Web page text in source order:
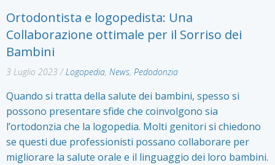
Ortodontista e logopedista: Una
Collaborazione ottimale per il Sorriso dei
Bambini
3 Luglio 2023/Logopedia, News, Pedodonzia
Quando si tratta della salute dei bambini, spesso si
possono presentare sfide che coinvolgono sia
l’ortodonzia che la logopedia. Molti genitori si chiedono
se questi due professionisti possano collaborare per
migliorare la salute orale e il linguaggio dei loro bambini.